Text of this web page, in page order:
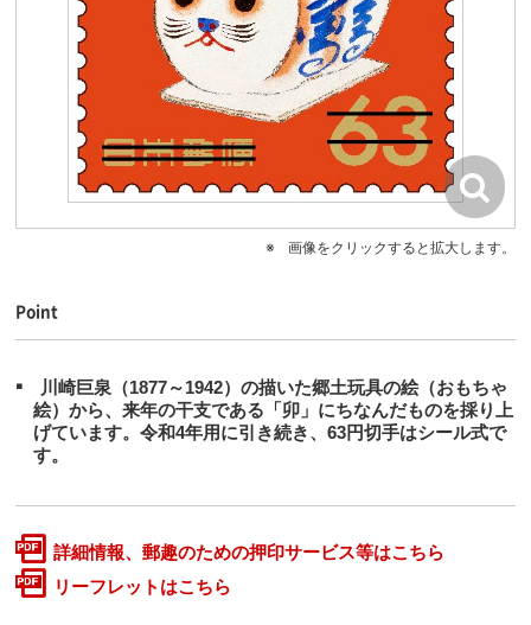
画像をクリックすると拡大します。
Point
川崎巨泉（1877～1942）の描いた郷土玩具の絵（おもちゃ
絵）から、来年の干支である「卯」にちなんだものを採り上
げています。令和4年用に引き続き、63円切手はシール式で
す。
詳細情報、郵趣のための押印サービス等はこちら
リーフレットはこちら